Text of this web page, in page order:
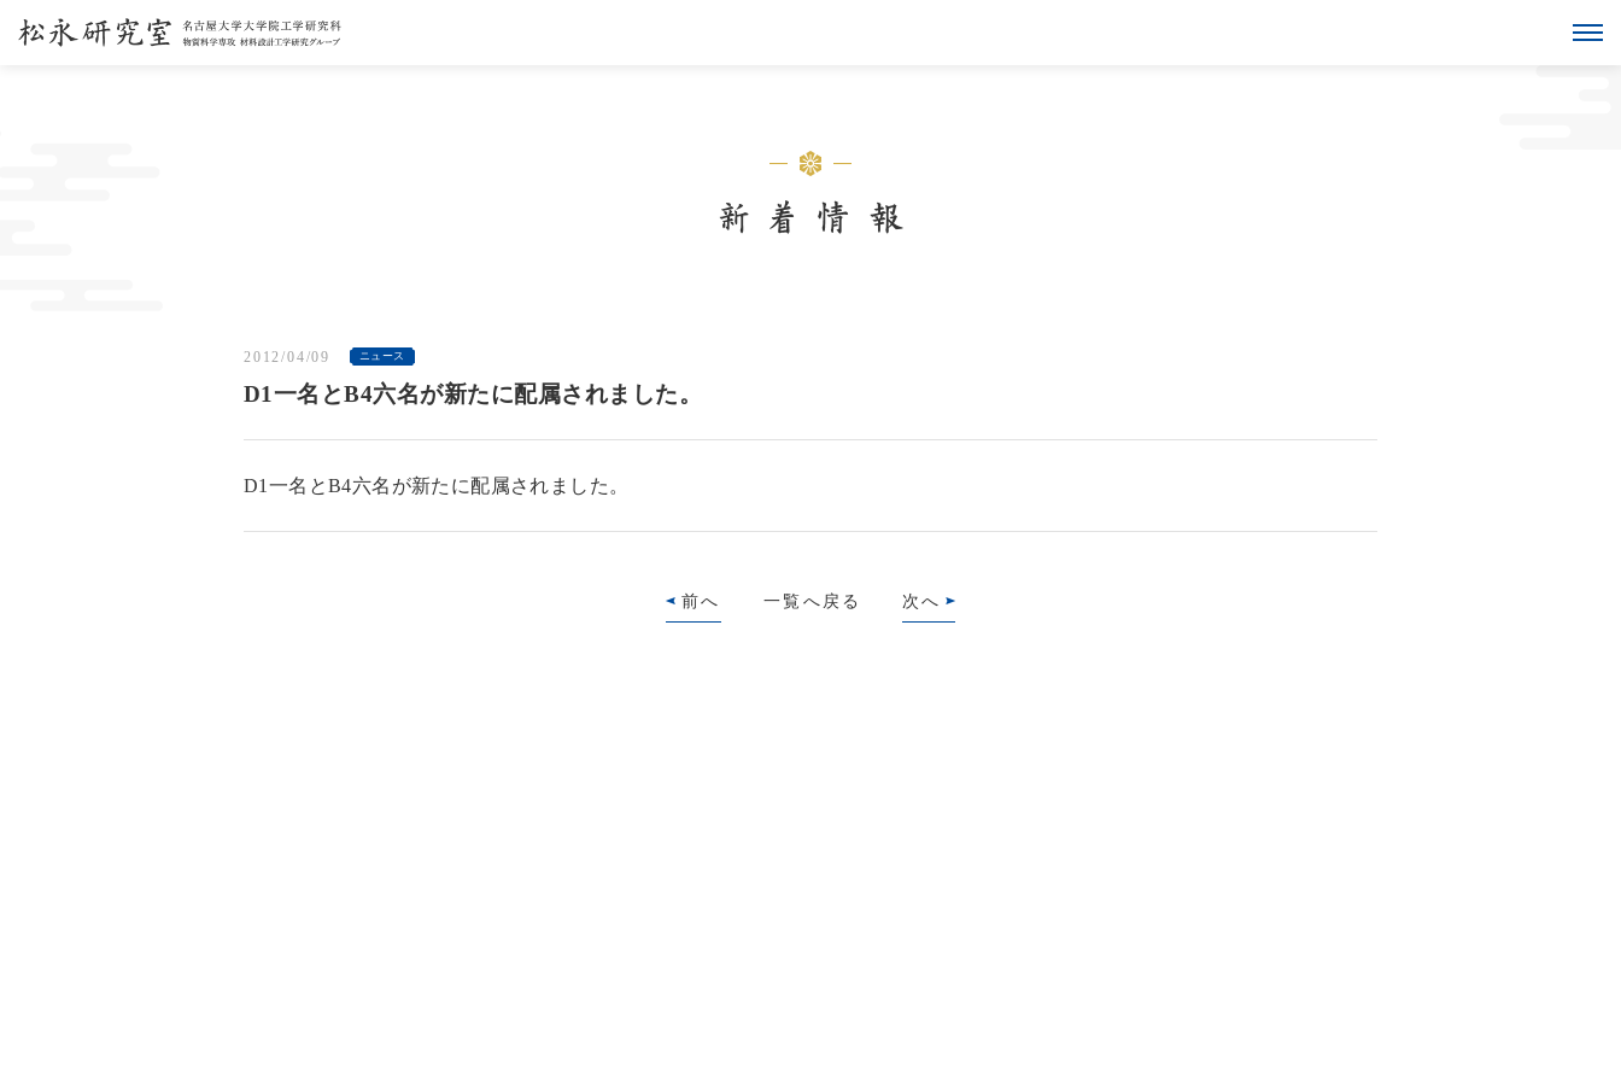
2012/04/09 ニュース
D1一名とB4六名が新たに配属されました。
D1一名とB4六名が新たに配属されました。
前へ 一覧へ戻る 次へ